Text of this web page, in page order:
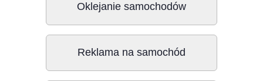
Oklejanie samochodów
Reklama na samochód